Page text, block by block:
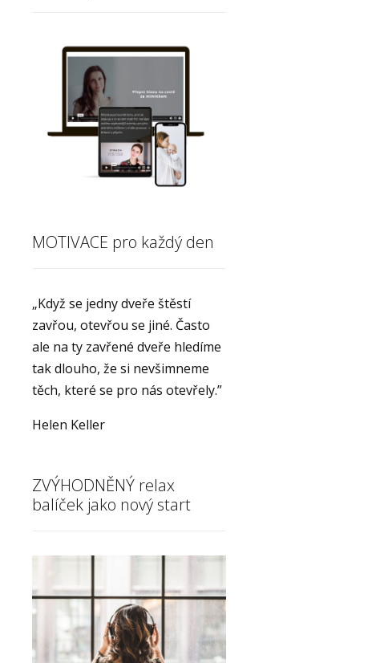
MOTIVACE pro každý den
„Když se jedny dveře štěstí
zavřou, otevřou se jiné. Často
ale na ty zavřené dveře hledíme
tak dlouho, že si nevšimneme
těch, které se pro nás otevřely.”
Helen Keller
ZVÝHODNĚNÝ relax
balíček jako nový start